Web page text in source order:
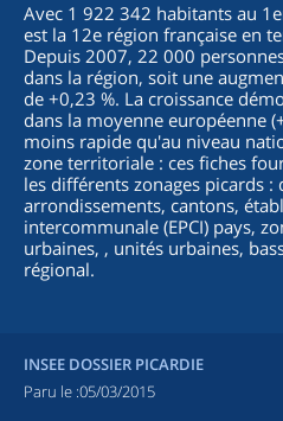
Avec 1 922 342 habitants au
est la 12e région française en
Depuis 2007, 22 000
dans la région, soit une
de +0,23 %. La croissance
dans la moyenne européenne
moins rapide qu'au niveau
zone territoriale : ces fiches
les différents zonages picards :
arrondissements, cantons,
intercommunale (EPCI) pays,
urbaines, , unités urbaines,
régional.
INSEE DOSSIER PICARDIE
Paru le :05/03/2015